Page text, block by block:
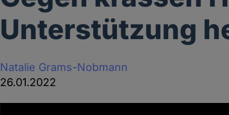
Unterstützung
Natalie Grams-Nobmann
26.01.2022